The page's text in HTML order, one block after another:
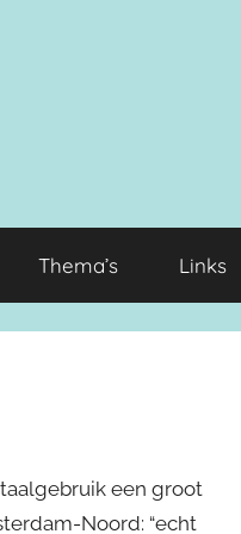
Thema’s Links
een groot
Noord: “echt